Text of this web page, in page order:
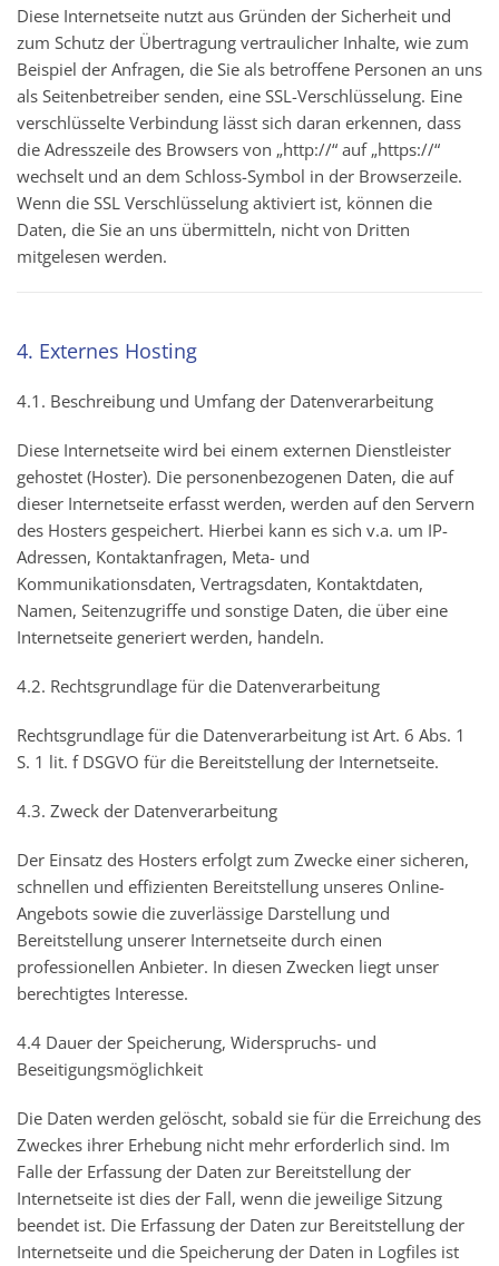
Diese Internetseite nutzt aus Gründen der Sicherheit und
zum Schutz der Übertragung vertraulicher Inhalte, wie zum
Beispiel der Anfragen, die Sie als betroffene Personen an uns
als Seitenbetreiber senden, eine SSL-Verschlüsselung. Eine
verschlüsselte Verbindung lässt sich daran erkennen, dass
die Adresszeile des Browsers von „http://“ auf „https://“
wechselt und an dem Schloss-Symbol in der Browserzeile.
Wenn die SSL Verschlüsselung aktiviert ist, können die
Daten, die Sie an uns übermitteln, nicht von Dritten
mitgelesen werden.
4. Externes Hosting
4.1. Beschreibung und Umfang der Datenverarbeitung
Diese Internetseite wird bei einem externen Dienstleister
gehostet (Hoster). Die personenbezogenen Daten, die auf
dieser Internetseite erfasst werden, werden auf den Servern
des Hosters gespeichert. Hierbei kann es sich v.a. um IP-
Adressen, Kontaktanfragen, Meta- und
Kommunikationsdaten, Vertragsdaten, Kontaktdaten,
Namen, Seitenzugriffe und sonstige Daten, die über eine
Internetseite generiert werden, handeln.
4.2. Rechtsgrundlage für die Datenverarbeitung
Rechtsgrundlage für die Datenverarbeitung ist Art. 6 Abs. 1
S. 1 lit. f DSGVO für die Bereitstellung der Internetseite.
4.3. Zweck der Datenverarbeitung
Der Einsatz des Hosters erfolgt zum Zwecke einer sicheren,
schnellen und effizienten Bereitstellung unseres Online-
Angebots sowie die zuverlässige Darstellung und
Bereitstellung unserer Internetseite durch einen
professionellen Anbieter. In diesen Zwecken liegt unser
berechtigtes Interesse.
4.4 Dauer der Speicherung, Widerspruchs- und
Beseitigungsmöglichkeit
Die Daten werden gelöscht, sobald sie für die Erreichung des
Zweckes ihrer Erhebung nicht mehr erforderlich sind. Im
Falle der Erfassung der Daten zur Bereitstellung der
Internetseite ist dies der Fall, wenn die jeweilige Sitzung
beendet ist. Die Erfassung der Daten zur Bereitstellung der
Internetseite und die Speicherung der Daten in Logfiles ist